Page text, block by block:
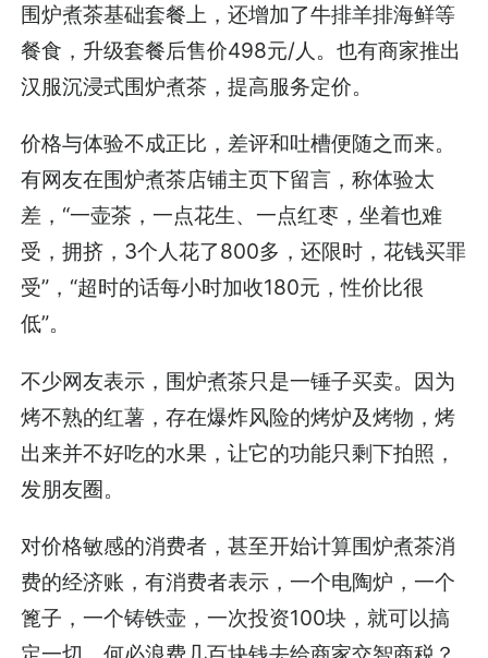
围炉煮茶基础套餐上，还增加了牛排羊排海鲜等
餐食，升级套餐后售价498元/人。也有商家推出
汉服沉浸式围炉煮茶，提高服务定价。
价格与体验不成正比，差评和吐槽便随之而来。
有网友在围炉煮茶店铺主页下留言，称体验太
差，“一壶茶，一点花生、一点红枣，坐着也难
受，拥挤，3个人花了800多，还限时，花钱买罪
受”，“超时的话每小时加收180元，性价比很
低”。
不少网友表示，围炉煮茶只是一锤子买卖。因为
烤不熟的红薯，存在爆炸风险的烤炉及烤物，烤
出来并不好吃的水果，让它的功能只剩下拍照，
发朋友圈。
对价格敏感的消费者，甚至开始计算围炉煮茶消
费的经济账，有消费者表示，一个电陶炉，一个
篦子，一个铸铁壶，一次投资100块，就可以搞